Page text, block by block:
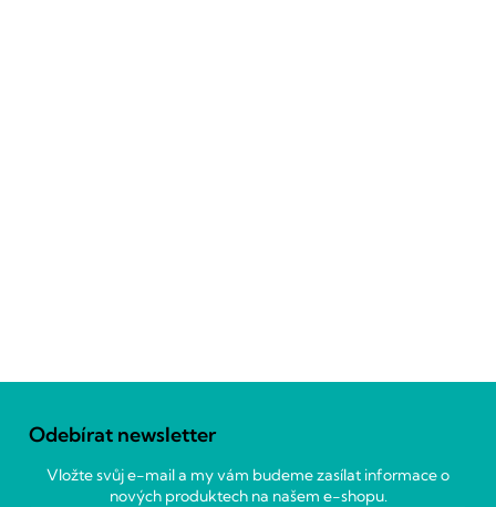
Odebírat newsletter
Vložte svůj e-mail a my vám budeme zasílat informace o
nových produktech na našem e-shopu.